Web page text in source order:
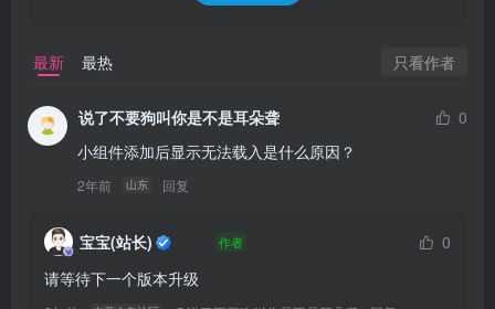
最新 最热 只看作者
说了不要狗叫你是不是耳朵聋
0
小组件添加后显示无法载入是什么原因？
2年前 山东 回复
宝宝(站长) 作者
0
请等待下一个版本升级